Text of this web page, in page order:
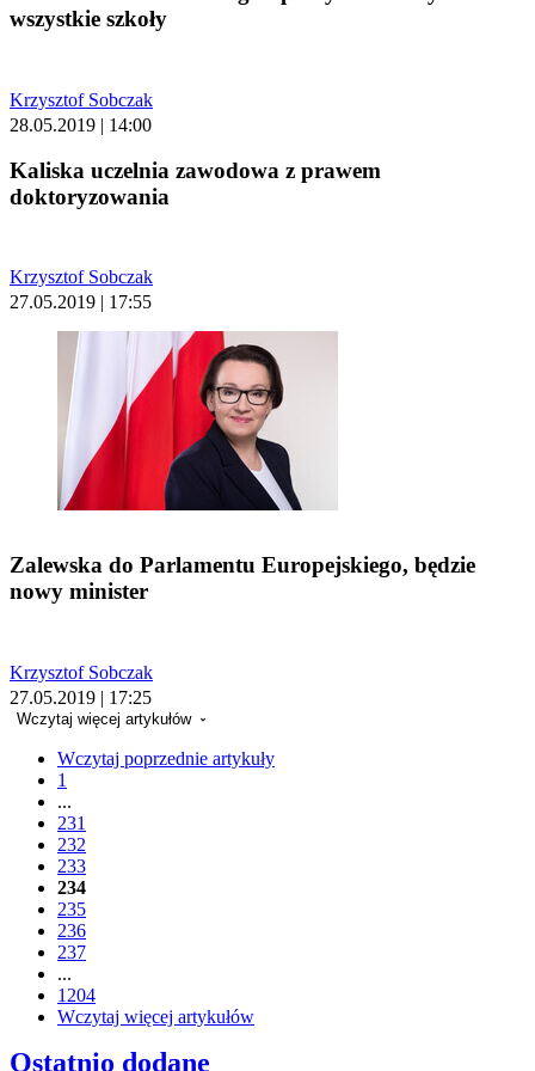
wszystkie szkoły
Krzysztof Sobczak
28.05.2019 | 14:00
Kaliska uczelnia zawodowa z prawem
doktoryzowania
Krzysztof Sobczak
27.05.2019 | 17:55
Zalewska do Parlamentu Europejskiego, będzie
nowy minister
Krzysztof Sobczak
27.05.2019 | 17:25
Wczytaj więcej artykułów
Wczytaj poprzednie artykuły
1
...
231
232
233
234
235
236
237
...
1204
Wczytaj więcej artykułów
Ostatnio dodane